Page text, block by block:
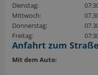
Dienstag:
Mittwoch:
Donnerstag:
Freitag:
Anfahrt zum
Mit dem Auto: